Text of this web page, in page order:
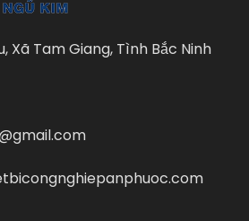
Xã Tam Giang, Tình Bắc Ninh